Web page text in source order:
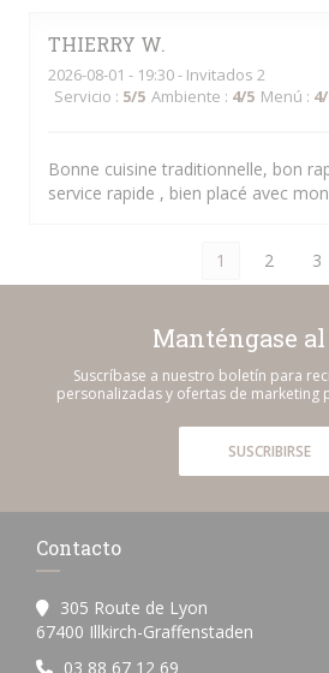
THIERRY W
2026-08-01 - 19:30 - Invitados 2
Servicio : 5/5 Ambiente : 4/5 Menú : 4
Bonne cuisine traditionnelle, bon
service rapide , bien placé avec
1 2 3
Manténgase
Suscríbase a nuestro boletín para
personalizadas y ofertas de marketing
SUSCRIBIRSE
Contacto
305 Route de Lyon
67400 Illkirch-Graffenstaden
03 88 67 12 69